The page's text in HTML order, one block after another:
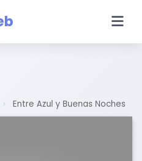
› Entre Azul y Buenas Noches